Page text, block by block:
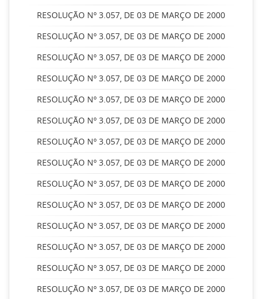
RESOLUÇÃO Nº 3.057, DE 03 DE MARÇO DE 2000
RESOLUÇÃO Nº 3.057, DE 03 DE MARÇO DE 2000
RESOLUÇÃO Nº 3.057, DE 03 DE MARÇO DE 2000
RESOLUÇÃO Nº 3.057, DE 03 DE MARÇO DE 2000
RESOLUÇÃO Nº 3.057, DE 03 DE MARÇO DE 2000
RESOLUÇÃO Nº 3.057, DE 03 DE MARÇO DE 2000
RESOLUÇÃO Nº 3.057, DE 03 DE MARÇO DE 2000
RESOLUÇÃO Nº 3.057, DE 03 DE MARÇO DE 2000
RESOLUÇÃO Nº 3.057, DE 03 DE MARÇO DE 2000
RESOLUÇÃO Nº 3.057, DE 03 DE MARÇO DE 2000
RESOLUÇÃO Nº 3.057, DE 03 DE MARÇO DE 2000
RESOLUÇÃO Nº 3.057, DE 03 DE MARÇO DE 2000
RESOLUÇÃO Nº 3.057, DE 03 DE MARÇO DE 2000
RESOLUÇÃO Nº 3.057, DE 03 DE MARÇO DE 2000